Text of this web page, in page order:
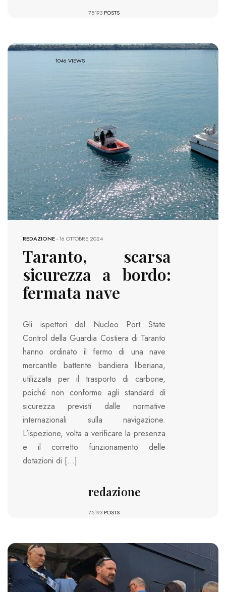
75193 POSTS
1046 VIEWS
REDAZIONE-16 OTTOBRE 2024
Taranto, scarsa
sicurezza a bordo:
fermata nave
Gli ispettori del Nucleo Port State
Control della Guardia Costiera di Taranto
hanno ordinato il fermo di una nave
mercantile battente bandiera liberiana,
utilizzata per il trasporto di carbone,
poiché non conforme agli standard di
sicurezza previsti dalle normative
internazionali sulla navigazione.
L’ispezione, volta a verificare la presenza
e il corretto funzionamento delle
dotazioni di […]
redazione
75193 POSTS
1047 VIEWS